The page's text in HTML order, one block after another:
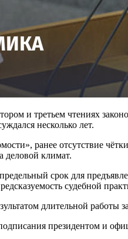
и третьем чтениях
несколько лет.
ранее отсутствие
деловой климат.
срок для
судебной
длительной
президентом и